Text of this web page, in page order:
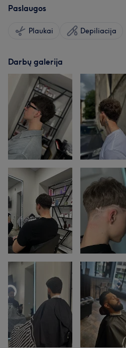
Paslaugos
Plaukai Depiliacija
Darbų galerija